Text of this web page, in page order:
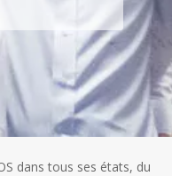
dans tous ses états, du